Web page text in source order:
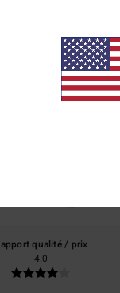
100%
qualité / prix
4.0